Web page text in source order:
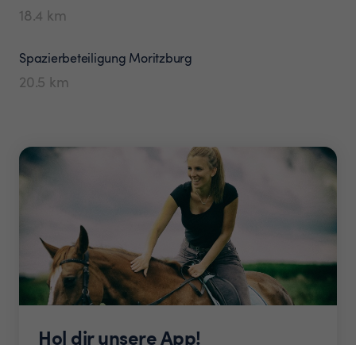
18.4 km
Spazierbeteiligung Moritzburg
20.5 km
Hol dir unsere App!